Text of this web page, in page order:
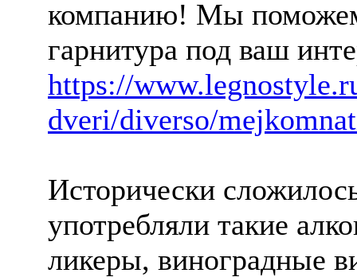
компанию! Мы
гарнитура под ваш
https://
dveri/diverso/
Исторически
употребляли такие
ликеры, виноградные